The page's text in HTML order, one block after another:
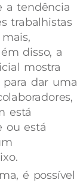
a tendência
trabalhistas
disso, a
mostra
dar uma
está
ou está
é possível